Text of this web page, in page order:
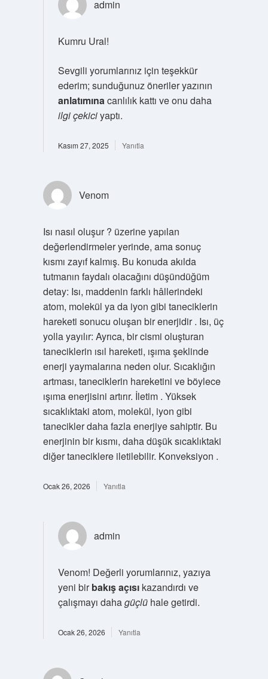
admin
Kumru Ural!
Sevgili yorumlarınız için teşekkür
ederim; sunduğunuz öneriler yazının
anlatımına canlılık kattı ve onu daha
ilgi çekiciyaptı.
Kasım 27, 2025 Yanıtla
Venom
Isı nasıl oluşur ? üzerine yapılan
değerlendirmeler yerinde, ama sonuç
kısmı zayıf kalmış. Bu konuda akılda
tutmanın faydalı olacağını düşündüğüm
detay: Isı, maddenin farklı hâllerindeki
atom, molekül ya da iyon gibi taneciklerin
hareketi sonucu oluşan bir enerjidir . Isı, üç
yolla yayılır: Ayrıca, bir cismi oluşturan
taneciklerin ısıl hareketi, ışıma şeklinde
enerji yaymalarına neden olur. Sıcaklığın
artması, taneciklerin hareketini ve böylece
ışıma enerjisini artırır. İletim . Yüksek
sıcaklıktaki atom, molekül, iyon gibi
tanecikler daha fazla enerjiye sahiptir. Bu
enerjinin bir kısmı, daha düşük sıcaklıktaki
diğer taneciklere iletilebilir. Konveksiyon .
Ocak 26, 2026 Yanıtla
admin
Venom! Değerli yorumlarınız, yazıya
yeni birbakış açısıkazandırdı ve
çalışmayı dahagüçlühale getirdi.
Ocak 26, 2026 Yanıtla